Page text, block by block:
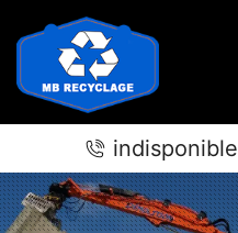
indisponible